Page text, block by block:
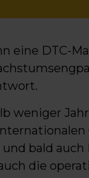
eine DTC-
weniger
und bald
die